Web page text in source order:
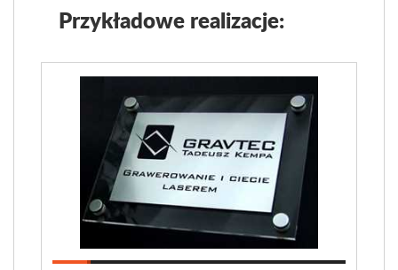
Przykładowe realizacje: